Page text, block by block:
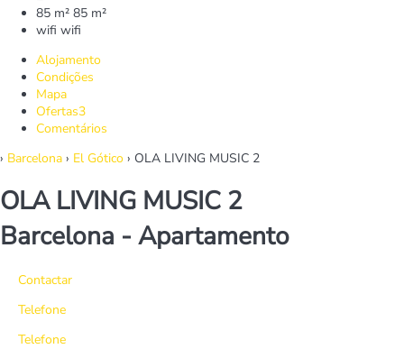
85 m² 85 m²
wifi wifi
Alojamento
Condições
Mapa
Ofertas3
Comentários
› Barcelona › El Gótico › OLA LIVING MUSIC 2
OLA LIVING MUSIC 2
Barcelona - Apartamento
Contactar
Telefone
Telefone